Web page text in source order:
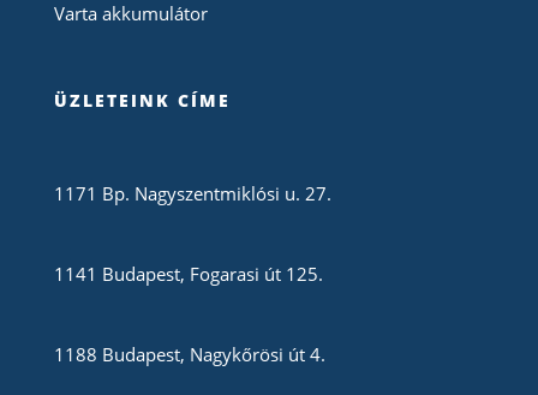
Varta akkumulátor
ÜZLETEINK CÍME
1171 Bp. Nagyszentmiklósi u. 27.
1141 Budapest, Fogarasi út 125.
1188 Budapest, Nagykőrösi út 4.